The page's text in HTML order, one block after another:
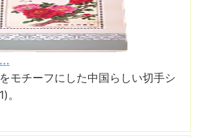
モチーフにした中国らしい切手シ
。